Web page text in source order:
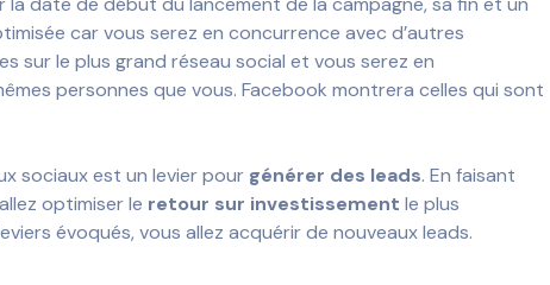
car vous serez en concurrence avec d’autres
sur le plus grand réseau social et vous serez en
personnes que vous. Facebook montrera celles qui sont
sociaux est un levier pour générer des leads. En faisant
optimiser le retour sur investissement le plus
évoqués, vous allez acquérir de nouveaux leads.